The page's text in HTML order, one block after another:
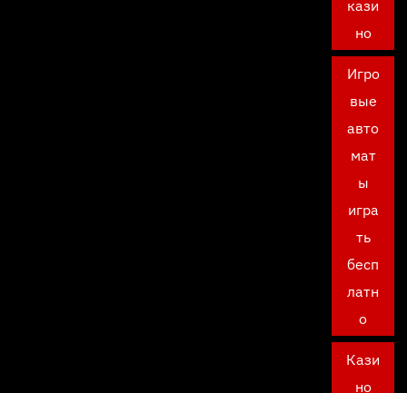
кази
но
Игро
вые
авто
мат
ы
игра
ть
бесп
латн
о
Кази
но